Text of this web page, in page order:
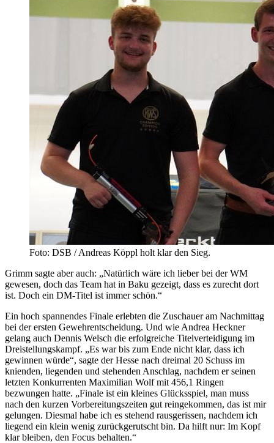
Foto: DSB / Andreas Köppl holt klar den Sieg.
Grimm sagte aber auch: „Natürlich wäre ich lieber bei der WM
gewesen, doch das Team hat in Baku gezeigt, dass es zurecht dort
ist. Doch ein DM-Titel ist immer schön.“
Ein hoch spannendes Finale erlebten die Zuschauer am Nachmittag
bei der ersten Gewehrentscheidung. Und wie Andrea Heckner
gelang auch Dennis Welsch die erfolgreiche Titelverteidigung im
Dreistellungskampf. „Es war bis zum Ende nicht klar, dass ich
gewinnen würde“, sagte der Hesse nach dreimal 20 Schuss im
knienden, liegenden und stehenden Anschlag, nachdem er seinen
letzten Konkurrenten Maximilian Wolf mit 456,1 Ringen
bezwungen hatte. „Finale ist ein kleines Glücksspiel, man muss
nach den kurzen Vorbereitungszeiten gut reingekommen, das ist mir
gelungen. Diesmal habe ich es stehend rausgerissen, nachdem ich
liegend ein klein wenig zurückgerutscht bin. Da hilft nur: Im Kopf
klar bleiben, den Focus behalten.“